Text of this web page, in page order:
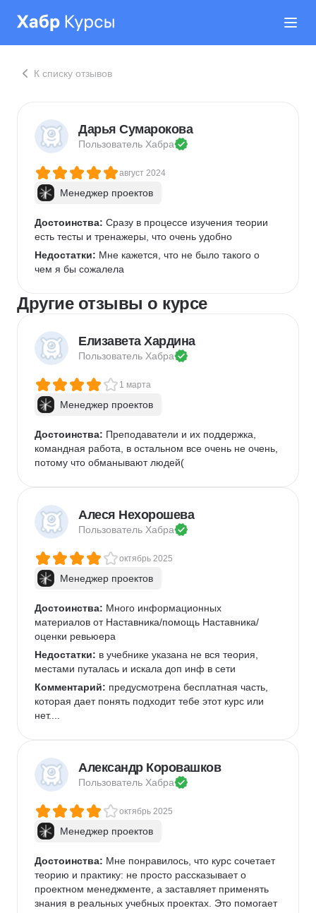
К списку отзывов
Дарья Сумарокова
Пользователь Хабра
август 2024
Менеджер проектов
Достоинства: Сразу в процессе изучения теории
есть тесты и тренажеры, что очень удобно
Недостатки: Мне кажется, что не было такого о
чем я бы сожалела
Другие отзывы о курсе
Елизавета Хардина
Пользователь Хабра
1 марта
Менеджер проектов
Достоинства: Преподаватели и их поддержка,
командная работа, в остальном все очень не очень,
потому что обманывают людей(
Алеся Нехорошева
Пользователь Хабра
октябрь 2025
Менеджер проектов
Достоинства: Много информационных
материалов от Наставника/помощь Наставника/
оценки ревьюера
Недостатки: в учебнике указана не вся теория,
местами путалась и искала доп инф в сети
Комментарий: предусмотрена бесплатная часть,
которая дает понять подходит тебе этот курс или
нет....
Александр Коровашков
Пользователь Хабра
октябрь 2025
Менеджер проектов
Достоинства: Мне понравилось, что курс сочетает
теорию и практику: не просто рассказывает о
проектном менеджменте, а заставляет применять
знания в реальных учебных проектах. Это помогает